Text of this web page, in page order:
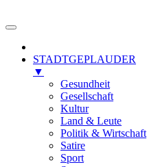
STADTGEPLAUDER
▼
Gesundheit
Gesellschaft
Kultur
Land & Leute
Politik & Wirtschaft
Satire
Sport